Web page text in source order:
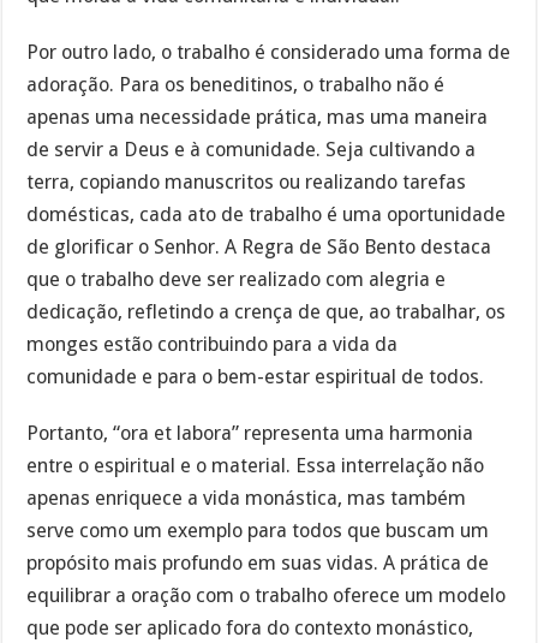
Por outro lado, o trabalho é considerado uma forma de
adoração. Para os beneditinos, o trabalho não é
apenas uma necessidade prática, mas uma maneira
de servir a Deus e à comunidade. Seja cultivando a
terra, copiando manuscritos ou realizando tarefas
domésticas, cada ato de trabalho é uma oportunidade
de glorificar o Senhor. A Regra de São Bento destaca
que o trabalho deve ser realizado com alegria e
dedicação, refletindo a crença de que, ao trabalhar, os
monges estão contribuindo para a vida da
comunidade e para o bem-estar espiritual de todos.
Portanto, “ora et labora” representa uma harmonia
entre o espiritual e o material. Essa interrelação não
apenas enriquece a vida monástica, mas também
serve como um exemplo para todos que buscam um
propósito mais profundo em suas vidas. A prática de
equilibrar a oração com o trabalho oferece um modelo
que pode ser aplicado fora do contexto monástico,